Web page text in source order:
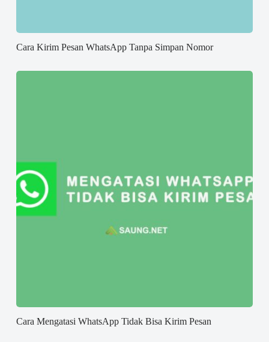
Cara Kirim Pesan WhatsApp Tanpa Simpan Nomor
Cara Mengatasi WhatsApp Tidak Bisa Kirim Pesan